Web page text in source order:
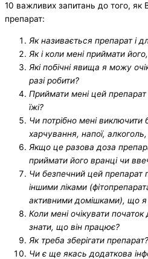
10 важливих запитань до того, як
препарат:
Як називається препарат і
Як і коли мені приймати
Які побічні явища я можу
разі робити?
Приймати мені цей
їжі?
Чи потрібно мені виключити
харчування, напої, алкоголь,
Якщо це разова доза
приймати його вранці чи
Чи безпечний цей препарат
іншими ліками (
активними домішками), що
Коли мені очікувати початок
знати, що він працює?
Як треба зберігати препарат?
Чи є ще якась додаткова